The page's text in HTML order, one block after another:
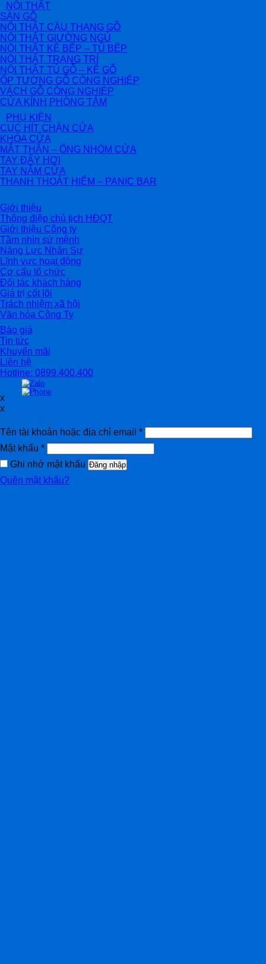
NỘI THẤT
SÀN GỖ
NỘI THẤT CẦU THANG GỖ
NỘI THẤT GIƯỜNG NGỦ
NỘI THẤT KỆ BẾP – TỦ BẾP
NỘI THẤT TRANG TRÍ
NỘI THẤT TỦ GỖ – KỆ GỖ
ỐP TƯỜNG GỖ CÔNG NGHIỆP
VÁCH GỖ CÔNG NGHIỆP
CỬA KÍNH PHÒNG TẮM
PHỤ KIỆN
CỤC HÍT CHẶN CỬA
KHÓA CỬA
MẮT THẦN – ỐNG NHÒM CỬA
TAY ĐẨY HƠI
TAY NẮM CỬA
THANH THOÁT HIỂM – PANIC BAR
Giới thiệu
Thông điệp chủ tịch HĐQT
Giới thiệu Công ty
Tầm nhìn sứ mệnh
Năng Lực Nhân Sự
Lĩnh vực hoạt động
Cơ cấu tổ chức
Đối tác khách hàng
Giá trị cốt lõi
Trách nhiệm xã hội
Văn hóa Công Ty
Báo giá
Tin tức
Khuyến mãi
Liên hệ
Hotline: 0899.400.400
x
x
Tên tài khoản hoặc địa chỉ email *
Mật khẩu *
Ghi nhớ mật khẩu Đăng nhập
Quên mật khẩu?